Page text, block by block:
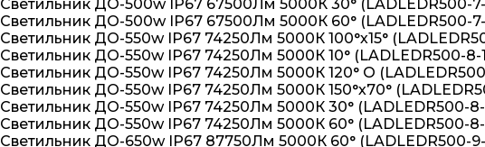
Светильник ДО-500w IP67 67500Лм 5000К 30° (LADLEDR500-
Светильник ДО-500w IP67 67500Лм 5000К 60° (LADLEDR500-
Светильник ДО-550w IP67 74250Лм 5000К 100°х15°
Светильник ДО-550w IP67 74250Лм 5000К 10° (LADLEDR500-8-
Светильник ДО-550w IP67 74250Лм 5000К 120° О
Светильник ДО-550w IP67 74250Лм 5000К 150°х70°
Светильник ДО-550w IP67 74250Лм 5000К 30° (LADLEDR500-
Светильник ДО-550w IP67 74250Лм 5000К 60° (LADLEDR500-
Светильник ДО-650w IP67 87750Лм 5000К 60° (LADLEDR500-